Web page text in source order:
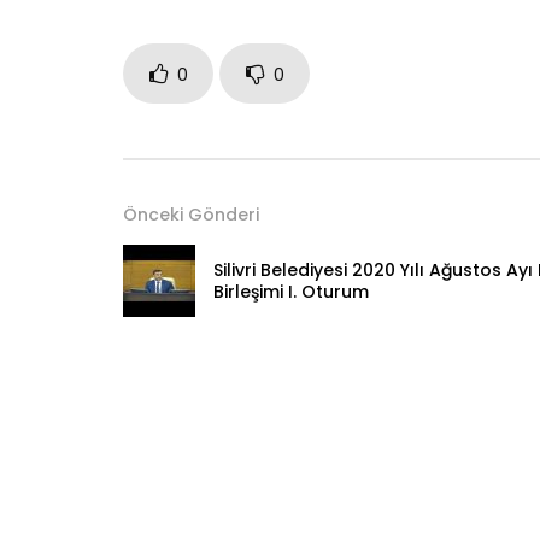
0 0
Önceki Gönderi
Silivri Belediyesi 2020 Yılı Ağustos Ayı
Birleşimi I. Oturum